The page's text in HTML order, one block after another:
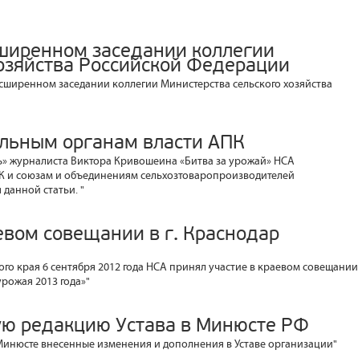
заседании коллегии
Российской Федерации
заседании коллегии Министерства сельского хозяйства
органам власти АПК
журналиста Виктора Кривошеина «Битва за урожай» НСА
союзам и объединениям сельхозтоваропроизводителей
статьи. "
совещании в г. Краснодар
края 6 сентября 2012 года НСА принял участие в краевом совещании
2013 года»"
редакцию Устава в Минюсте РФ
внесенные изменения и дополнения в Уставе организации"